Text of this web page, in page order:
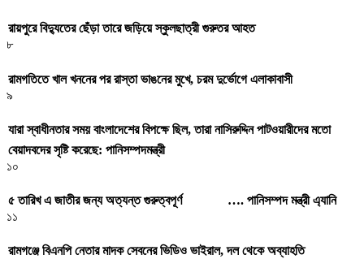
রায়পুরে বিদ্যুতের ছেঁড়া তারে জড়িয়ে স্কুলছাত্রী গুরুতর আহত
৮
রামগতিতে খাল খননের পর রাস্তা ভাঙনের মুখে, চরম দুর্ভোগে এলাকাবাসী
৯
যারা স্বাধীনতার সময় বাংলাদেশের বিপক্ষে ছিল, তারা নাসিরুদ্দিন পাটওয়ারীদের মতো
বেয়াদবদের সৃষ্টি করেছে: পানিসম্পদমন্ত্রী
১০
৫ তারিখ এ জাতীর জন্য অত্যন্ত গুরুত্বপূর্ণ …. পানিসম্পদ মন্ত্রী এ্যানি
১১
রামগঞ্জে বিএনপি নেতার মাদক সেবনের ভিডিও ভাইরাল, দল থেকে অব্যাহতি